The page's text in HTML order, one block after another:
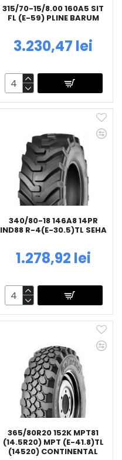
315/70-15/8.00 160A5 SIT
FL (E-59) PLINE BARUM
3.230,47 lei
340/80-18 146A8 14PR
IND88 R-4(E-30.5)TL SEHA
1.278,92 lei
365/80R20 152K MPT81
(14.5R20) MPT (E-41.8)TL
(14520) CONTINENTAL